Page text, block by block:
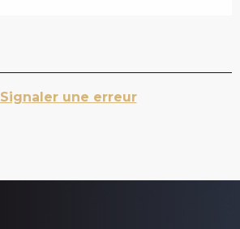
Signaler une erreur